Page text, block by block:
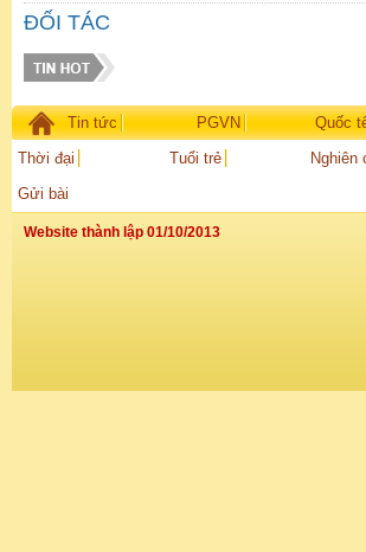
ĐỐI TÁC
Tin tức PGVN Quốc
Thời đại
Tuổi trẻ Nghiên
Gửi bài
Website thành lập 01/10/2013